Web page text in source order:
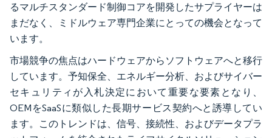
るマルチスタンダード制御コアを開発したサプライヤーは
まだなく、ミドルウェア専門企業にとっての機会となって
います。
市場競争の焦点はハードウェアからソフトウェアへと移行
しています。予知保全、エネルギー分析、およびサイバー
セキュリティが入札決定において重要な要素となり、
OEMをSaaSに類似した長期サービス契約へと誘導してい
ます。このトレンドは、信号、接続性、およびデータプラ